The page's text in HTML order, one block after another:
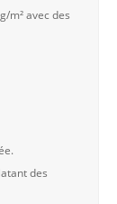
m² avec des
des